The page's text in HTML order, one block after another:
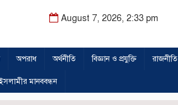
August 7, 2026, 2:33 pm
অপরাধ অর্থনীতি বিজ্ঞান ও প্রযুক্তি রাজনীতি
মানববন্ধন